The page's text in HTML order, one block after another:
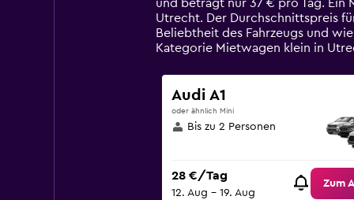
chart
has
1
axis
displaying
values.
Range:
0
und beträgt nur 37 € pro Tag.
Utrecht. Der Durchschnittspreis
Beliebtheit des Fahrzeugs und
Kategorie Mietwagen klein in
Audi A1
oder ähnlich Mini
Bis zu 2 Personen
28 €/Tag
12. Aug – 19. Aug
Zum